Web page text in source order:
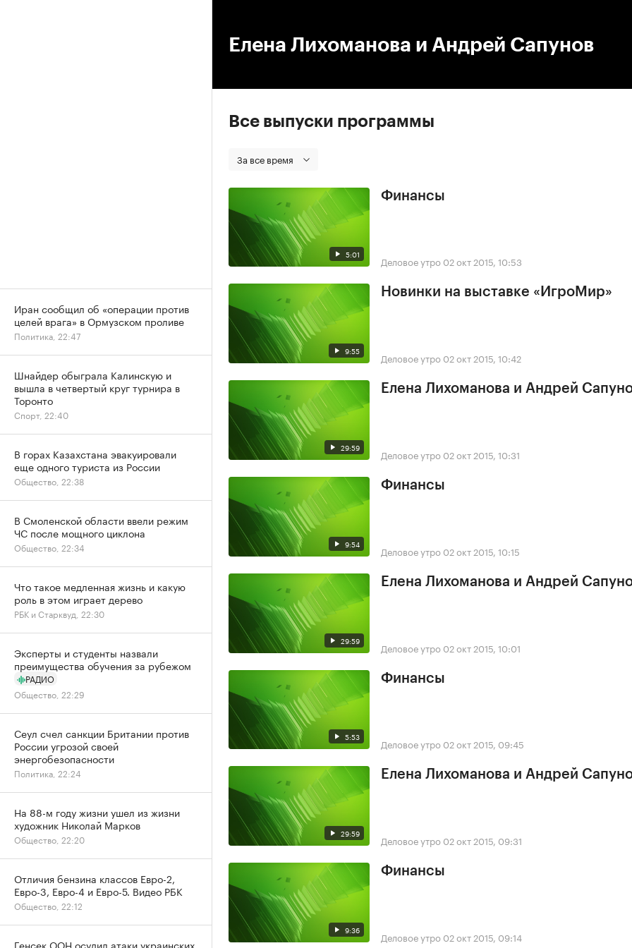
Елена Лихоманова и Андрей Сапунов
Все выпуски программы
За все время
5:01
Финансы
Деловое утро 02 окт 2015, 10:53
9:55
Новинки на выставке «ИгроМир»
Деловое утро 02 окт 2015, 10:42
29:59
Елена Лихоманова и Андрей
Деловое утро 02 окт 2015, 10:31
9:54
Финансы
Деловое утро 02 окт 2015, 10:15
29:59
Елена Лихоманова и Андрей
Деловое утро 02 окт 2015, 10:01
5:53
Финансы
Деловое утро 02 окт 2015, 09:45
29:59
Елена Лихоманова и Андрей
Деловое утро 02 окт 2015, 09:31
9:36
Финансы
Деловое утро 02 окт 2015, 09:14
Иран сообщил об «операции против
целей врага» в Ормузском проливе
Политика, 22:47
Шнайдер обыграла Калинскую и
вышла в четвертый круг турнира в
Торонто
Спорт, 22:40
В горах Казахстана эвакуировали
еще одного туриста из России
Общество, 22:38
В Смоленской области ввели режим
ЧС после мощного циклона
Общество, 22:34
Что такое медленная жизнь и какую
роль в этом играет дерево
РБК и Старквуд, 22:30
Эксперты и студенты назвали
преимущества обучения за рубежом
РАДИО
Общество, 22:29
Сеул счел санкции Британии против
России угрозой своей
энергобезопасности
Политика, 22:24
На 88-м году жизни ушел из жизни
художник Николай Марков
Общество, 22:20
Отличия бензина классов Евро-2,
Евро-3, Евро-4 и Евро-5. Видео РБК
Общество, 22:12
Генсек ООН осудил атаки украинских